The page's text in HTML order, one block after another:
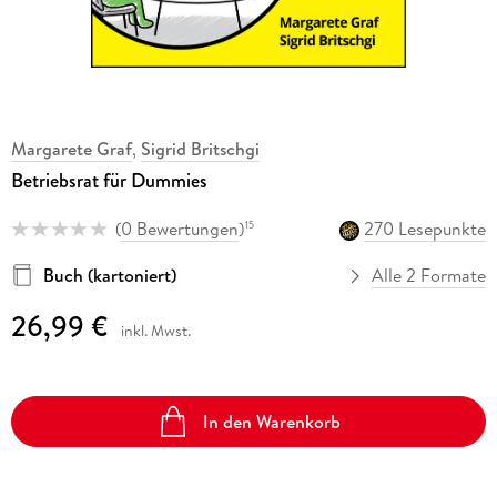
Margarete Graf, Sigrid Britschgi
Betriebsrat für Dummies
(0 Bewertungen)15
270 Lesepunkte
Buch (kartoniert)
Alle 2 Formate
26,99 € inkl. Mwst.
In den Warenkorb